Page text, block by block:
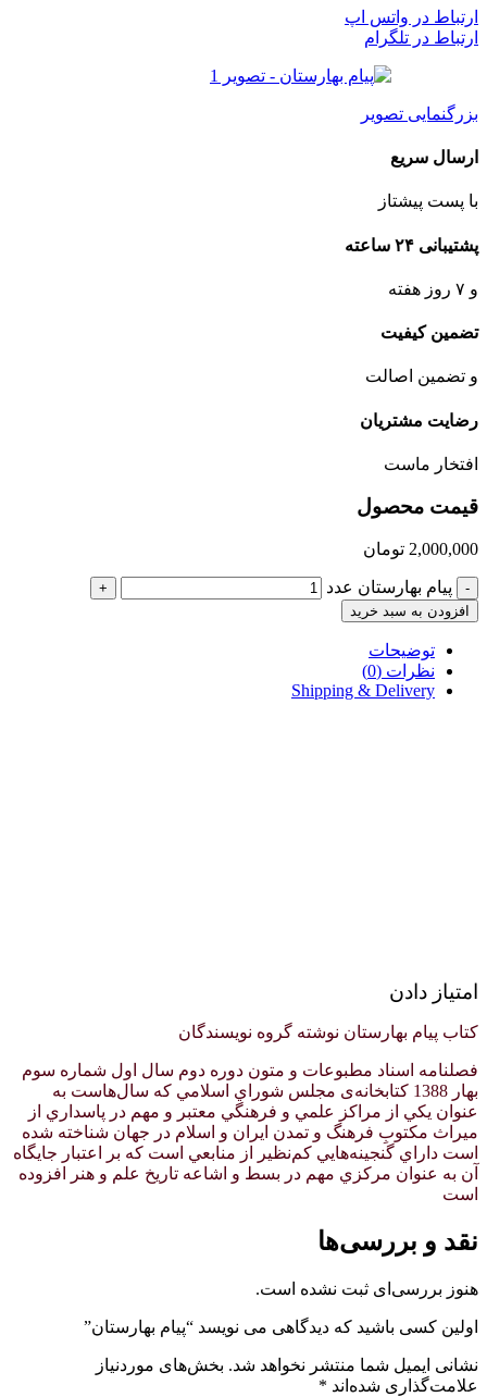
ارتباط در واتس اپ
ارتباط در تلگرام
بزرگنمایی تصویر
ارسال سریع
با پست پیشتاز
پشتیبانی ۲۴ ساعته
و ۷ روز هفته
تضمین کیفیت
و تضمین اصالت
رضایت مشتریان
افتخار ماست
قیمت محصول
2,000,000 تومان
- پیام بهارستان عدد
+
افزودن به سبد خرید
توضیحات
نظرات (0)
Shipping & Delivery
امتیاز دادن
کتاب پیام بهارستان نوشته گروه نویسندگان
فصلنامه اسناد مطبوعات و متون دوره دوم سال اول شماره سوم
بهار 1388 كتابخانه‌ی مجلس شوراي اسلامي كه سال‌هاست به
عنوان يكي از مراكز علمي و فرهنگي معتبر و مهم در پاسداري از
ميراث مكتوبِ فرهنگ و تمدن ايران و اسلام در جهان شناخته شده
است داراي گنجينه‌هايي كم‌نظير از منابعي است كه بر اعتبار جايگاه
آن به عنوان مركزي مهم در بسط و اشاعه تاريخ علم و هنر افزوده
است
نقد و بررسی‌ها
هنوز بررسی‌ای ثبت نشده است.
اولین کسی باشید که دیدگاهی می نویسد “پیام بهارستان”
نشانی ایمیل شما منتشر نخواهد شد. بخش‌های موردنیاز
علامت‌گذاری شده‌اند *